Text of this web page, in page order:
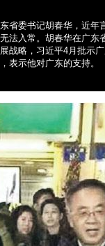
省委书记胡春华，近
法入常。胡春华在广
战略，习近平4月批示
表示他对广东的支持。